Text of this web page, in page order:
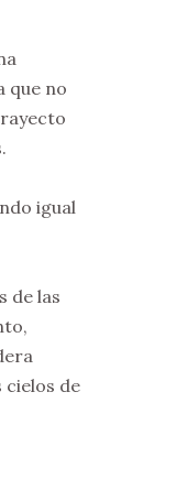
que no
igual
de las
de